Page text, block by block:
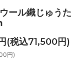
ール織じゅうた
(税込71,500円)
円)